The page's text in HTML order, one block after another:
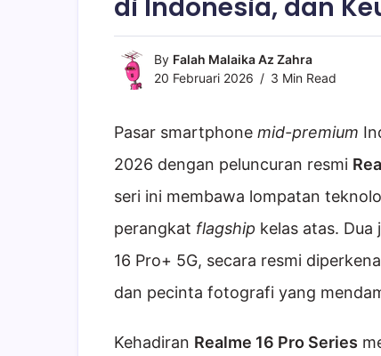
di Indonesia, dan
By Falah Malaika Az Zahra
20 Februari 2026
3 Min Read
Pasar smartphone mid-premium
2026 dengan peluncuran resmi
seri ini membawa lompatan
perangkat flagship kelas atas. Dua
16 Pro+ 5G, secara resmi
dan pecinta fotografi yang
Kehadiran Realme 16 Pro Series